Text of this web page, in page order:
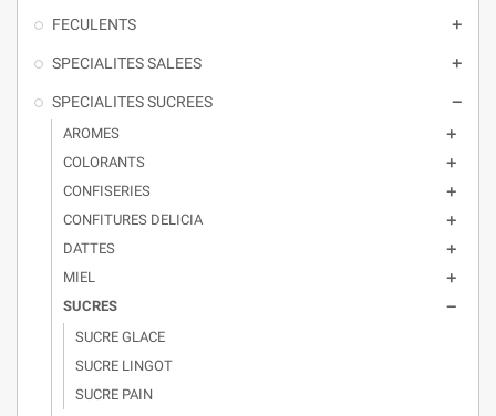
FECULENTS 
SPECIALITES SALEES 
SPECIALITES SUCREES 
AROMES 
COLORANTS 
CONFISERIES 
CONFITURES DELICIA 
DATTES 
MIEL 
SUCRES 
SUCRE GLACE
SUCRE LINGOT
SUCRE PAIN